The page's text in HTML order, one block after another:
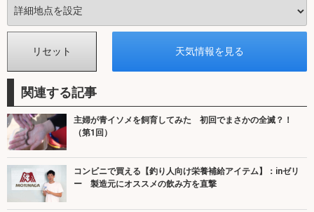
関連する記事
主婦が青イソメを飼育してみた 初回でまさかの全滅？！
（第1回）
コンビニで買える【釣り人向け栄養補給アイテム】：inゼリ
ー 製造元にオススメの飲み方を直撃